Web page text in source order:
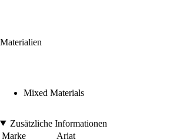
Materialien
Mixed Materials
Zusätzliche Informationen
Marke
Ariat